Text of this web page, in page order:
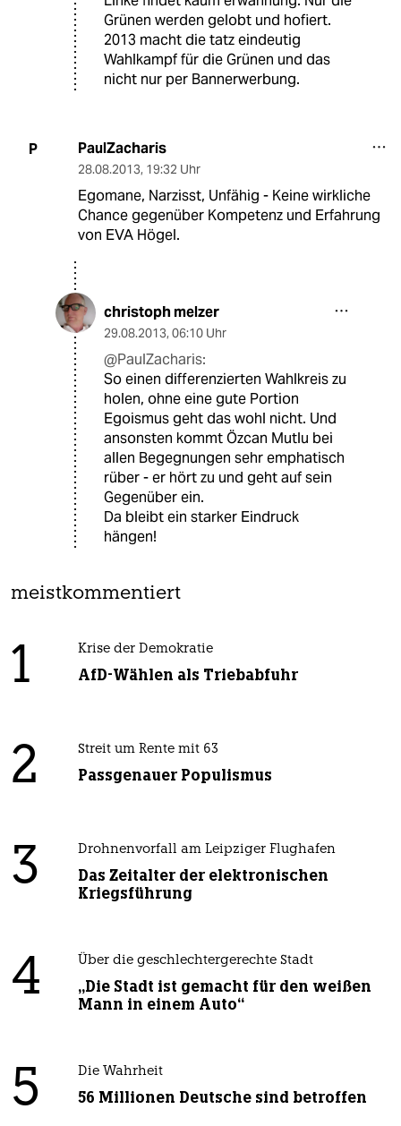
Grünen werden gelobt und hofiert.
2013 macht die tatz eindeutig
Wahlkampf für die Grünen und das
nicht nur per Bannerwerbung.
P PaulZacharis
28.08.2013, 19:32 Uhr
Egomane, Narzisst, Unfähig - Keine wirkliche
Chance gegenüber Kompetenz und Erfahrung
von EVA Högel.
christoph melzer
29.08.2013, 06:10 Uhr
@PaulZacharis:
So einen differenzierten Wahlkreis zu
holen, ohne eine gute Portion
Egoismus geht das wohl nicht. Und
ansonsten kommt Özcan Mutlu bei
allen Begegnungen sehr emphatisch
rüber - er hört zu und geht auf sein
Gegenüber ein.
Da bleibt ein starker Eindruck
hängen!
meistkommentiert
1 Krise der Demokratie
AfD-Wählen als Triebabfuhr
2 Streit um Rente mit 63
Passgenauer Populismus
3 Drohnenvorfall am Leipziger Flughafen
Das Zeitalter der elektronischen
Kriegsführung
4 Über die geschlechtergerechte Stadt
„Die Stadt ist gemacht für den weißen
Mann in einem Auto“
5 Die Wahrheit
56 Millionen Deutsche sind betroffen